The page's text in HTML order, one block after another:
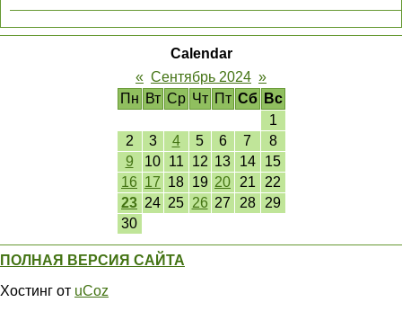
Calendar
« Сентябрь 2024 »
Пн Вт Ср Чт Пт Сб
Вс
1
2
3 4 5 6 7
8
9
10 11 12 13 14
15
16 17 18 19 20 21
22
23 24 25 26 27 28
29
30
ПОЛНАЯ ВЕРСИЯ САЙТА
Хостинг от uCoz